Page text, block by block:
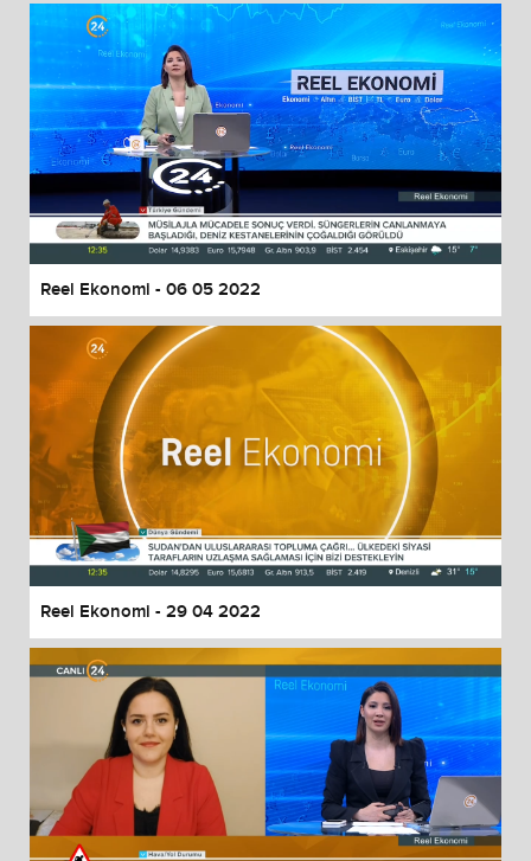
Reel Ekonomi - 06 05 2022
Reel Ekonomi - 29 04 2022